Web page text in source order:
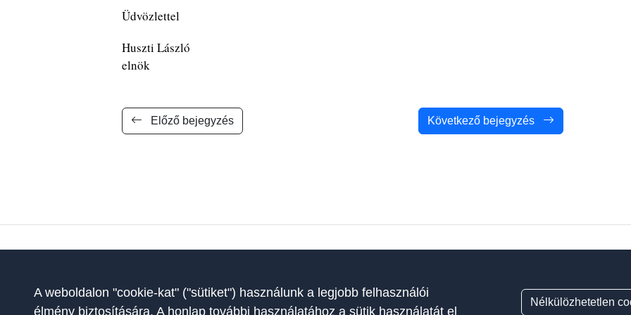
Üdvözlettel
Huszti László
elnök
Előző bejegyzés Következő bejegyzés
A weboldalon "cookie-kat" ("sütiket") használunk a legjobb felhasználói
élmény biztosítására. A honlap további használatához a sütik használatát el
Nélkülözhetetlen
érdekképviseletét, szakmai fejlődését és etikus működését támogató szervezet.